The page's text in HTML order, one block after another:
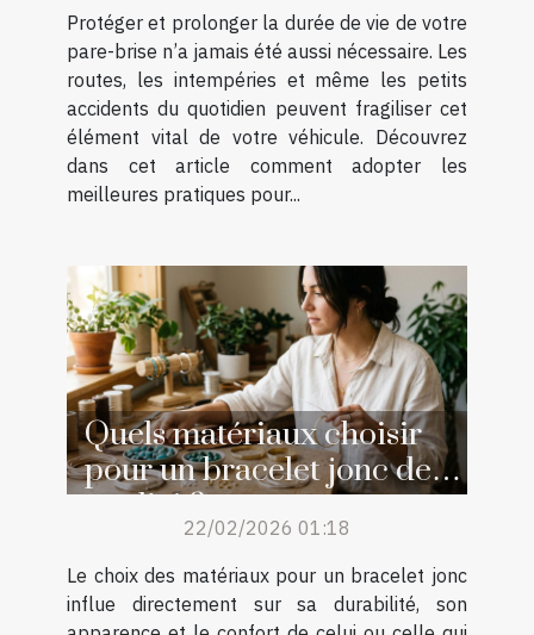
Protéger et prolonger la durée de vie de votre
pare-brise n’a jamais été aussi nécessaire. Les
routes, les intempéries et même les petits
accidents du quotidien peuvent fragiliser cet
élément vital de votre véhicule. Découvrez
dans cet article comment adopter les
meilleures pratiques pour...
Quels matériaux choisir
pour un bracelet jonc de
qualité ?
22/02/2026 01:18
Le choix des matériaux pour un bracelet jonc
influe directement sur sa durabilité, son